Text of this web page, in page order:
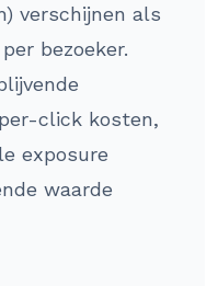
verschijnen als
bezoeker.
click kosten,
exposure
waarde